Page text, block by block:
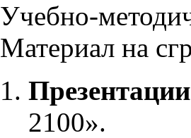
Учебно-
Материал на
2100».